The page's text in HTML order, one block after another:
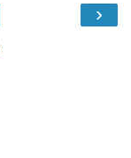
›